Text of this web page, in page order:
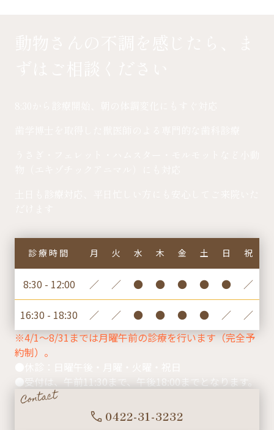
診療時間 月 火 水 木 金 土 日 祝
8:30 - 12:00 ／ ／ ● ● ● ● ● ／
16:30 - 18:30 ／ ／ ● ● ● ● ／
／
※4/1〜8/31までは月曜午前の診療を行います（完全予
約制）。
●受付は、午前11:30まで、午後18:00までとなります。
Contact
0422-31-3232